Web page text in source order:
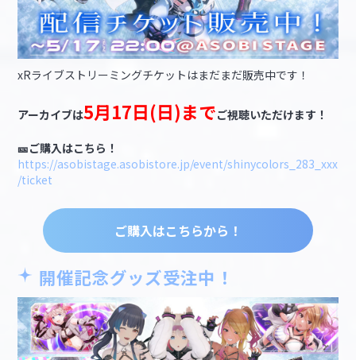
xRライブストリーミングチケットはまだまだ販売中です！
アーカイブは5月17日(日)までご視聴いただけます！
🎫ご購入はこちら！
https://asobistage.asobistore.jp/event/shinycolors_283_xxx
/ticket
ご購入はこちらから！
開催記念グッズ受注中！